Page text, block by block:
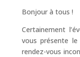
Bonjour à tous !
Certainement
vous présente le
rendez-vous